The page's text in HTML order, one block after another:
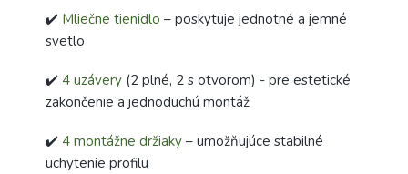
✔️ Mliečne tienidlo – poskytuje jednotné a jemné
svetlo
✔️ 4 uzávery (2 plné, 2 s otvorom) - pre estetické
zakončenie a jednoduchú montáž
✔️ 4 montážne držiaky – umožňujúce stabilné
uchytenie profilu